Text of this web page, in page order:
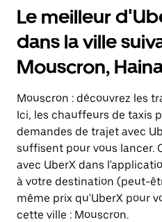
bas
pour
ouvrir
le
calendrier
et
une
date.
Appuyez
sur
la
touche
Échap
pour
fermer
le
Le meilleur
dans la ville
Mouscron,
Mouscron : découvrez les
Ici, les chauffeurs de taxis
demandes de trajet avec
suffisent pour vous lancer.
avec UberX dans
à votre destination (peut-
même prix qu'UberX pour
cette ville : Mouscron.